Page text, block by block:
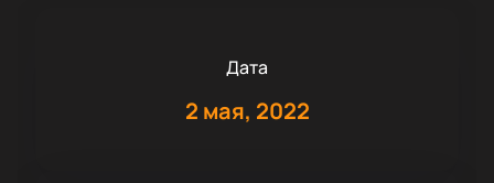
Дата
2 мая, 2022